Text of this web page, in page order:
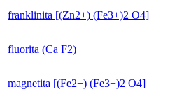
franklinita [(Zn2+) (Fe3+)2 O4]
fluorita (Ca F2)
magnetita [(Fe2+) (Fe3+)2 O4]